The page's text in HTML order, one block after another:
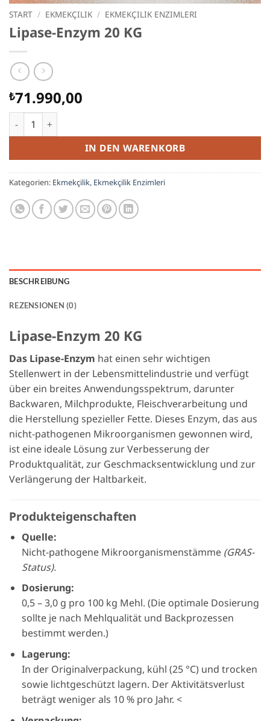
START / EKMEKÇILIK / EKMEKÇILIK ENZIMLERI
Lipase-Enzym 20 KG
₺71.990,00
Lipase-Enzym 20 KG Menge
IN DEN WARENKORB
Kategorien: Ekmekçilik, Ekmekçilik Enzimleri
BESCHREIBUNG
REZENSIONEN (0)
Lipase-Enzym 20 KG
Das Lipase-Enzym hat einen sehr wichtigen
Stellenwert in der Lebensmittelindustrie und verfügt
über ein breites Anwendungsspektrum, darunter
Backwaren, Milchprodukte, Fleischverarbeitung und
die Herstellung spezieller Fette. Dieses Enzym, das aus
nicht-pathogenen Mikroorganismen gewonnen wird,
ist eine ideale Lösung zur Verbesserung der
Produktqualität, zur Geschmacksentwicklung und zur
Verlängerung der Haltbarkeit.
Produkteigenschaften
Quelle:
Nicht-pathogene Mikroorganismenstämme(GRAS-
Status).
Dosierung:
0,5 – 3,0 g pro 100 kg Mehl. (Die optimale Dosierung
sollte je nach Mehlqualität und Backprozessen
bestimmt werden.)
Lagerung:
In der Originalverpackung, kühl (25 °C) und trocken
sowie lichtgeschützt lagern. Der Aktivitätsverlust
beträgt weniger als 10 % pro Jahr. <